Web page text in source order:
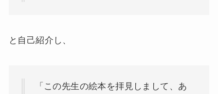
と自己紹介し、
「この先生の絵本を拝見しまして、あ